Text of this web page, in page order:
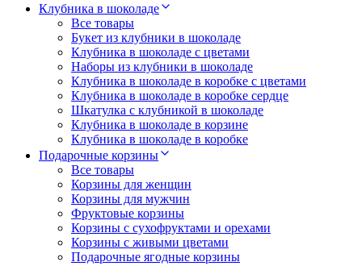
Клубника в шоколаде
Все товары
Букет из клубники в шоколаде
Клубника в шоколаде с цветами
Наборы из клубники в шоколаде
Клубника в шоколаде в коробке с цветами
Клубника в шоколаде в коробке сердце
Шкатулка с клубникой в шоколаде
Клубника в шоколаде в корзине
Клубника в шоколаде в коробке
Подарочные корзины
Все товары
Корзины для женщин
Корзины для мужчин
Фруктовые корзины
Корзины с сухофруктами и орехами
Корзины с живыми цветами
Подарочные ягодные корзины